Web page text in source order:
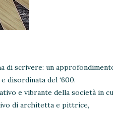
di scrivere: un
disordinata del ‘600.
e vibrante della società in
di architetta e pittrice,